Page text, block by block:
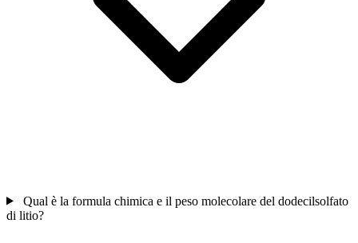
Qual è la formula chimica e il peso molecolare del dodecilsolfato
di litio?